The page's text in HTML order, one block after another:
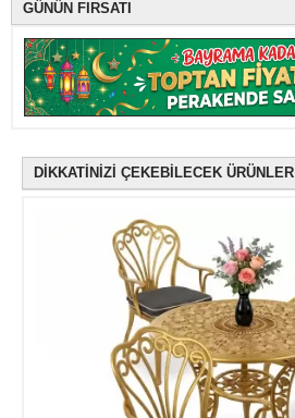
GÜNÜN FIRSATI
DİKKATİNİZİ ÇEKEBİLECEK ÜRÜNLER